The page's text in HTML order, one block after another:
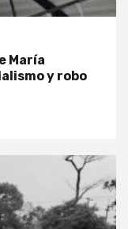
María
y robo